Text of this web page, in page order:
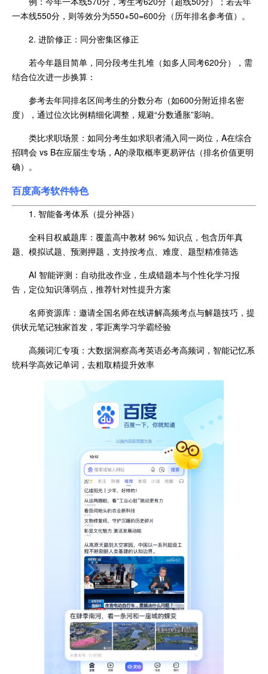
一本线550分，则等效分为550+50=600分（历年排名参考值）。
2. 进阶修正：同分密集区修正
若今年题目简单，同分段考生扎堆（如多人同考620分），需
结合位次进一步换算：
参考去年同排名区间考生的分数分布（如600分附近排名密
度），通过位次比例精细化调整，规避“分数通胀”影响。
类比求职场景：如同分考生如求职者涌入同一岗位，A在综合
招聘会 vs B在应届生专场，A的录取概率更易评估（排名价值更明
确）。
百度高考软件特色
1. 智能备考体系（提分神器）
全科目权威题库：覆盖高中教材 96% 知识点，包含历年真
题、模拟试题、预测押题，支持按考点、难度、题型精准筛选
AI 智能评测：自动批改作业，生成错题本与个性化学习报
告，定位知识薄弱点，推荐针对性提升方案
名师资源库：邀请全国名师在线讲解高频考点与解题技巧，提
供状元笔记独家首发，零距离学习学霸经验
高频词汇专项：大数据洞察高考英语必考高频词，智能记忆系
统科学高效记单词，去粗取精提升效率